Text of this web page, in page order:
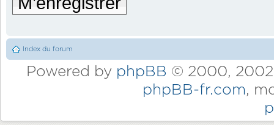
Index du forum
Powered by phpBB © 2000,
phpBB-fr.com,